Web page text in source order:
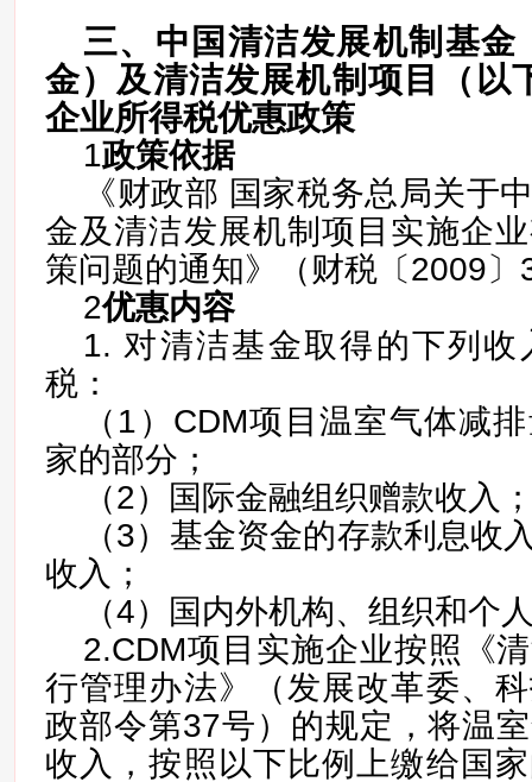
三、中国清洁发展机制基金
金）及清洁发展机制项目（以
企业所得税优惠政策
1政策依据
《财政部 国家税务总局关于
金及清洁发展机制项目实施企
策问题的通知》（财税〔2009〕
2优惠内容
1. 对清洁基金取得的下列
税：
（1）CDM项目温室气体减
家的部分；
（2）国际金融组织赠款收入
（3）基金资金的存款利息收
收入；
（4）国内外机构、组织和个
2.CDM项目实施企业按照《
行管理办法》（发展改革委、
政部令第37号）的规定，将温
收入，按照以下比例上缴给国